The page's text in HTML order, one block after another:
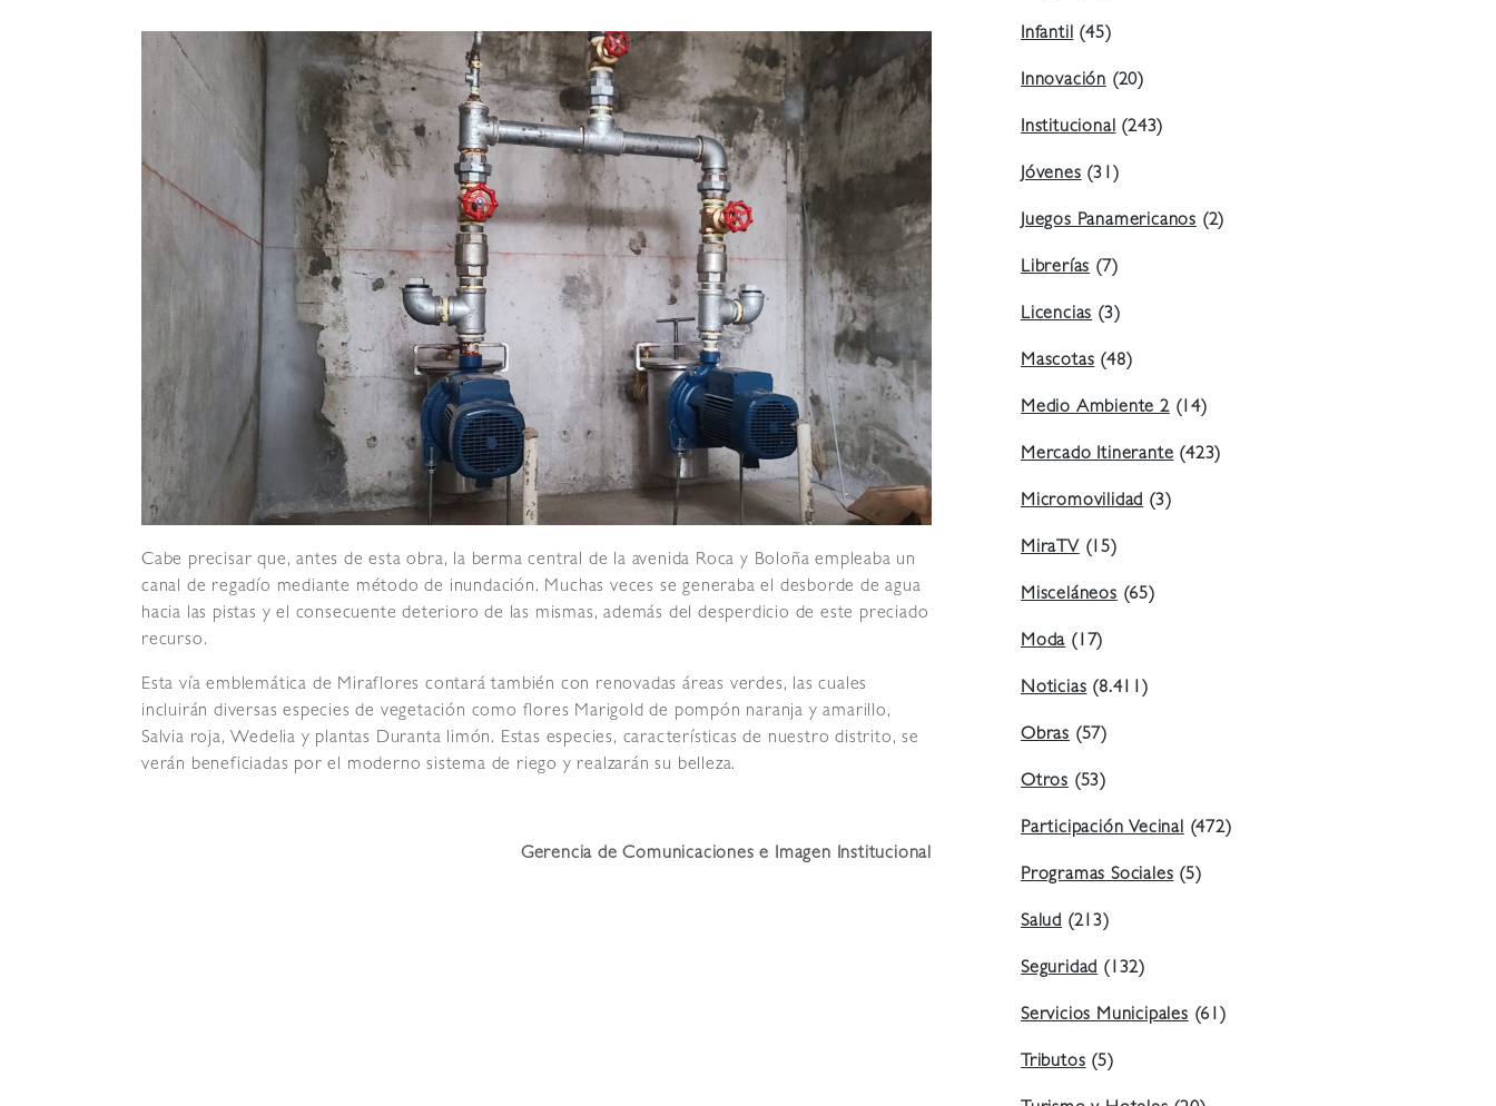
Cabe precisar que, antes de esta obra, la berma central de la avenida Roca y Boloña empleaba un
canal de regadío mediante método de inundación. Muchas veces se generaba el desborde de agua
hacia las pistas y el consecuente deterioro de las mismas, además del desperdicio de este preciado
recurso.
Esta vía emblemática de Miraflores contará también con renovadas áreas verdes, las cuales
incluirán diversas especies de vegetación como flores Marigold de pompón naranja y amarillo,
Salvia roja, Wedelia y plantas Duranta limón. Estas especies, características de nuestro distrito, se
verán beneficiadas por el moderno sistema de riego y realzarán su belleza.
Gerencia de Comunicaciones e Imagen Institucional
Infantil(45)
Innovación (20)
Institucional(243)
Jóvenes(31)
Juegos Panamericanos (2)
Librerías(7)
Licencias(3)
Mascotas(48)
Medio Ambiente 2(14)
Mercado Itinerante(423)
Micromovilidad(3)
MiraTV(15)
Misceláneos(65)
Moda(17)
Noticias(8.411)
Obras (57)
Otros (53)
Participación Vecinal(472)
Programas Sociales(5)
Salud (213)
Seguridad(132)
Servicios Municipales(61)
Tributos(5)